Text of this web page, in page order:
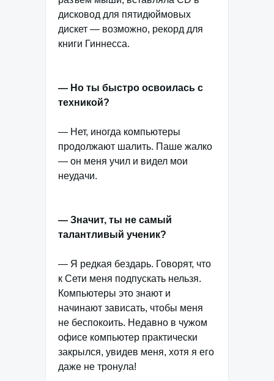
дисковод для пятидюймовых
дискет — возможно, рекорд для
книги Гиннесса.
— Но ты быстро освоилась с
техникой?
— Нет, иногда компьютеры
продолжают шалить. Паше жалко
— он меня учил и видел мои
неудачи.
— Значит, ты не самый
талантливый ученик?
— Я редкая бездарь. Говорят, что
к Сети меня подпускать нельзя.
Компьютеры это знают и
начинают зависать, чтобы меня
не беспокоить. Недавно в чужом
офисе компьютер практически
закрылся, увидев меня, хотя я его
даже не тронула!